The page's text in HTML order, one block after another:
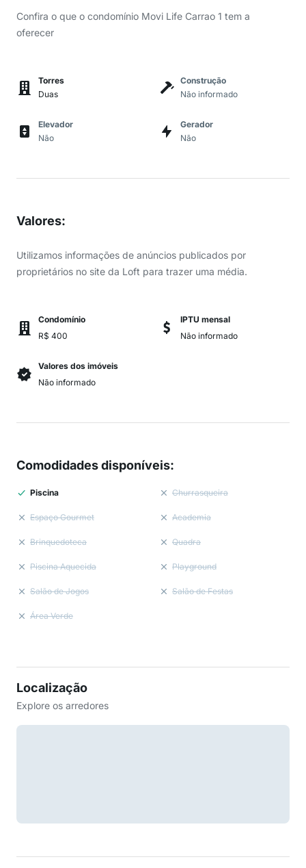
Confira o que o condomínio Movi Life Carrao 1 tem a
oferecer
Torres
Duas
Construção
Não informado
Elevador
Não
Gerador
Não
Valores:
Utilizamos informações de anúncios publicados por
proprietários no site da Loft para trazer uma média.
Condomínio
R$ 400
IPTU mensal
Não informado
Valores dos imóveis
Não informado
Comodidades disponíveis:
Piscina Churrasqueira
Espaço Gourmet Academia
Brinquedoteca Quadra
Piscina Aquecida Playground
Salão de Jogos Salão de Festas
Área Verde
Localização
Explore os arredores